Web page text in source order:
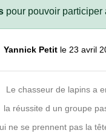
pour pouvoir participer
Yannick Petit le 23 avril
Le chasseur de lapins a
la réussite d un groupe
ne se prennent pas la